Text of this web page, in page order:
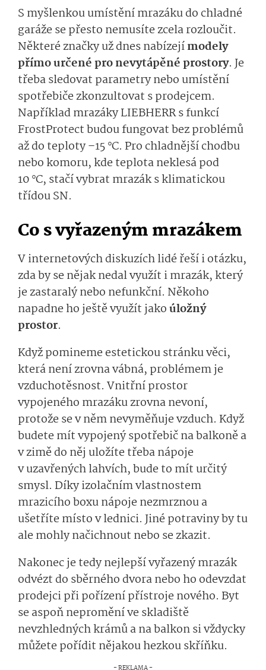
S myšlenkou umístění mrazáku do chladné
garáže se přesto nemusíte zcela rozloučit.
Některé značky už dnes nabízejímodely
přímo určené pro nevytápěné prostory. Je
třeba sledovat parametry nebo umístění
spotřebiče zkonzultovat s prodejcem.
Například mrazáky LIEBHERR s funkcí
FrostProtect budou fungovat bez problémů
až do teploty –15 °C. Pro chladnější chodbu
nebo komoru, kde teplota neklesá pod
10 °C, stačí vybrat mrazák s klimatickou
třídou SN.
Co s vyřazeným mrazákem
V internetových diskuzích lidé řeší i otázku,
zda by se nějak nedal využít i mrazák, který
je zastaralý nebo nefunkční. Někoho
napadne ho ještě využít jakoúložný
prostor.
Když pomineme estetickou stránku věci,
která není zrovna vábná, problémem je
vzduchotěsnost. Vnitřní prostor
vypojeného mrazáku zrovna nevoní,
protože se v něm nevyměňuje vzduch. Když
budete mít vypojený spotřebič na balkoně a
v zimě do něj uložíte třeba nápoje
v uzavřených lahvích, bude to mít určitý
smysl. Díky izolačním vlastnostem
mrazicího boxu nápoje nezmrznou a
ušetříte místo v lednici. Jiné potraviny by tu
ale mohly načichnout nebo se zkazit.
Nakonec je tedy nejlepší vyřazený mrazák
odvézt do sběrného dvora nebo ho odevzdat
prodejci při pořízení přístroje nového. Byt
se aspoň nepromění ve skladiště
nevzhledných krámů a na balkon si vždycky
můžete pořídit nějakou hezkou skříňku.